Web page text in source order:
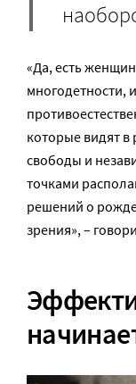
«Да, есть
многодетности,
которые видят
свободы и
точками
решений о
зрения», –